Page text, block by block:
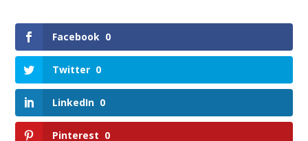
Facebook 0
Twitter 0
LinkedIn 0
Pinterest 0